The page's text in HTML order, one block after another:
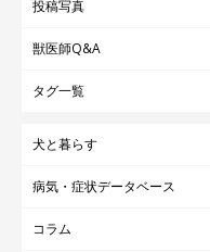
投稿写真
獣医師Q&A
タグ一覧
犬と暮らす
病気・症状データベース
コラム